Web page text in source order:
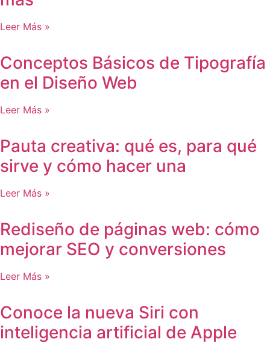
Leer Más »
Conceptos Básicos de Tipografía
en el Diseño Web
Leer Más »
Pauta creativa: qué es, para qué
sirve y cómo hacer una
Leer Más »
Rediseño de páginas web: cómo
mejorar SEO y conversiones
Leer Más »
Conoce la nueva Siri con
inteligencia artificial de Apple